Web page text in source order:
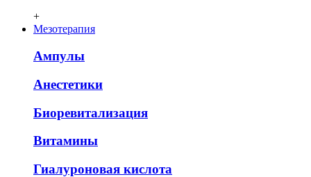
+
Мезотерапия
Ампулы
Анестетики
Биоревитализация
Витамины
Гиалуроновая кислота